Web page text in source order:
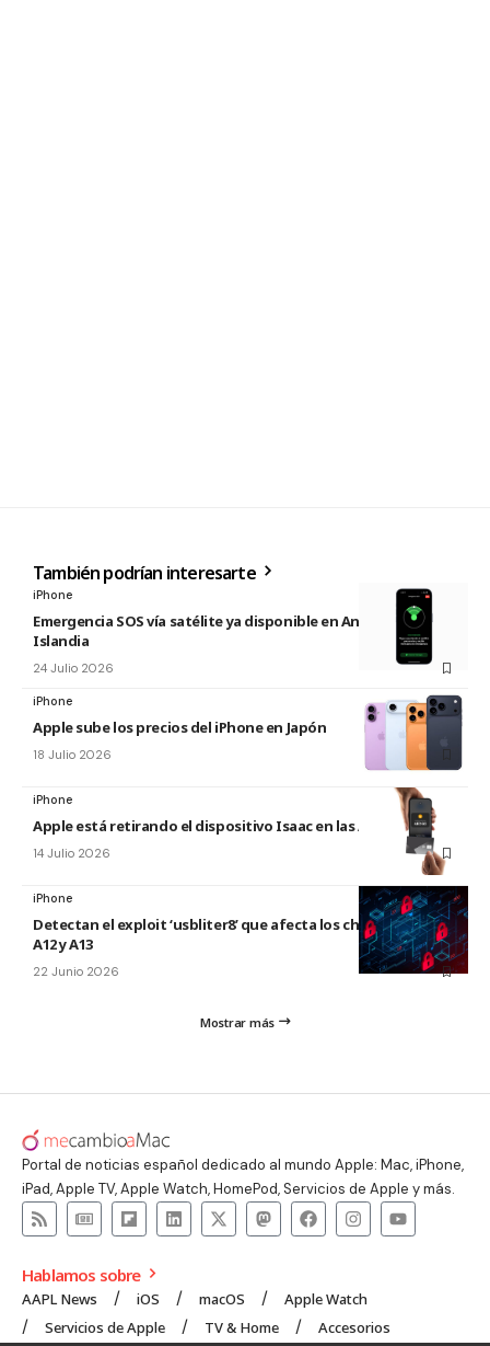
También podrían interesarte
iPhone
Emergencia SOS vía satélite ya disponible en Andorra e
Islandia
24 Julio 2026
iPhone
Apple sube los precios del iPhone en Japón
18 Julio 2026
iPhone
Apple está retirando el dispositivo Isaac en las Apple Store
14 Julio 2026
iPhone
Detectan el exploit ‘usbliter8’ que afecta los chips de Apple
A12 y A13
22 Junio 2026
Mostrar más
Portal de noticias español dedicado al mundo Apple: Mac, iPhone,
iPad, Apple TV, Apple Watch, HomePod, Servicios de Apple y más.
Hablamos sobre
AAPL News iOS macOS
Apple Watch
Servicios de Apple
TV & Home Accesorios